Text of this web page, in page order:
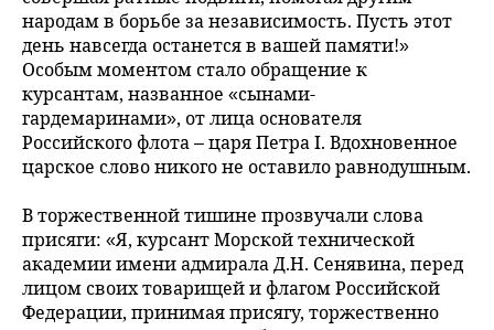
народам в борьбе за независимость. Пусть этот
день навсегда останется в вашей памяти!»
Особым моментом стало обращение к
курсантам, названное «сынами-
гардемаринами», от лица основателя
Российского флота – царя Петра I. Вдохновенное
царское слово никого не оставило равнодушным.
В торжественной тишине прозвучали слова
присяги: «Я, курсант Морской технической
академии имени адмирала Д.Н. Сенявина, перед
лицом своих товарищей и флагом Российской
Федерации, принимая присягу, торжественно